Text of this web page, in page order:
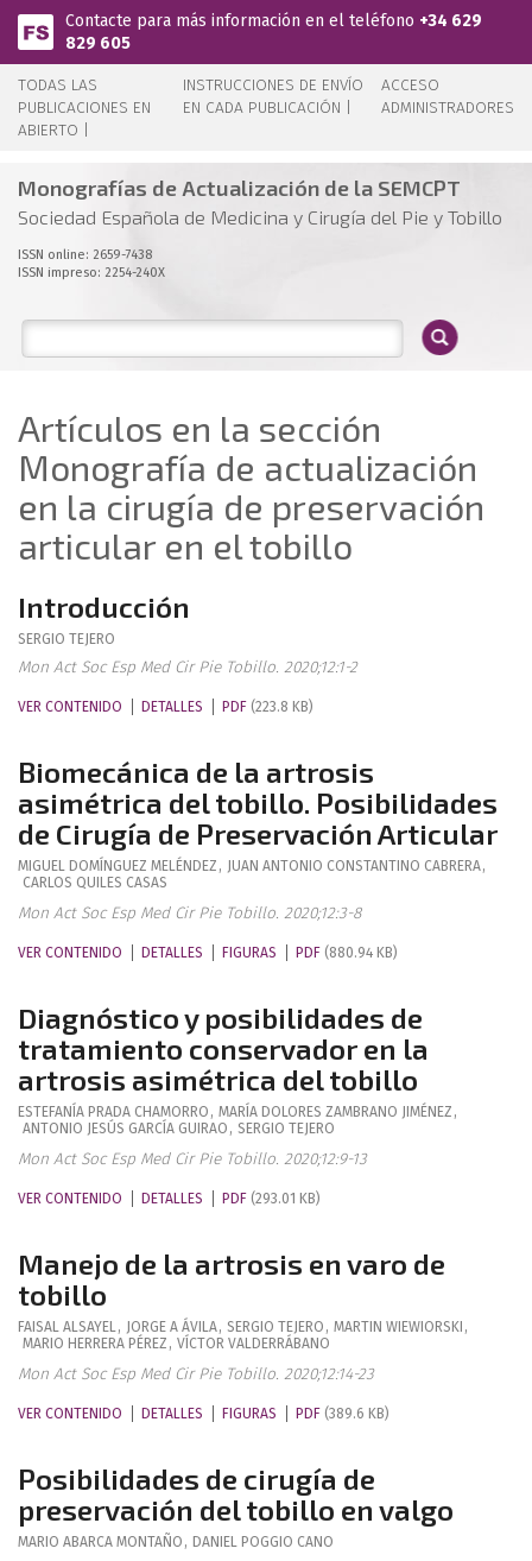
Pasar al contenido principal
Contacte para más información en el teléfono +34 629
829 605
TODAS LAS
PUBLICACIONES EN
ABIERTO |
INSTRUCCIONES DE ENVÍO
EN CADA PUBLICACIÓN |
ACCESO
ADMINISTRADORES
Monografías de Actualización de la SEMCPT
Sociedad Española de Medicina y Cirugía del Pie y Tobillo
ISSN online: 2659-7438
ISSN impreso: 2254-240X
Artículos en la sección
Monografía de actualización
en la cirugía de preservación
articular en el tobillo
Introducción
SERGIO TEJERO
Mon Act Soc Esp Med Cir Pie Tobillo. 2020;12:1-2
VER CONTENIDO DETALLES PDF (223.8 KB)
Biomecánica de la artrosis
asimétrica del tobillo. Posibilidades
de Cirugía de Preservación Articular
MIGUEL DOMÍNGUEZ MELÉNDEZ , JUAN ANTONIO CONSTANTINO CABRERA,
CARLOS QUILES CASAS
Mon Act Soc Esp Med Cir Pie Tobillo. 2020;12:3-8
VER CONTENIDO DETALLES FIGURAS PDF (880.94 KB)
Diagnóstico y posibilidades de
tratamiento conservador en la
artrosis asimétrica del tobillo
ESTEFANÍA PRADA CHAMORRO , MARÍA DOLORES ZAMBRANO JIMÉNEZ ,
ANTONIO JESÚS GARCÍA GUIRAO , SERGIO TEJERO
Mon Act Soc Esp Med Cir Pie Tobillo. 2020;12:9-13
VER CONTENIDO DETALLES PDF (293.01 KB)
Manejo de la artrosis en varo de
tobillo
FAISAL ALSAYEL, JORGE A ÁVILA, SERGIO TEJERO , MARTIN WIEWIORSKI ,
MARIO HERRERA PÉREZ , VÍCTOR VALDERRÁBANO
Mon Act Soc Esp Med Cir Pie Tobillo. 2020;12:14-23
VER CONTENIDO DETALLES FIGURAS PDF (389.6 KB)
Posibilidades de cirugía de
preservación del tobillo en valgo
MARIO ABARCA MONTAÑO , DANIEL POGGIO CANO